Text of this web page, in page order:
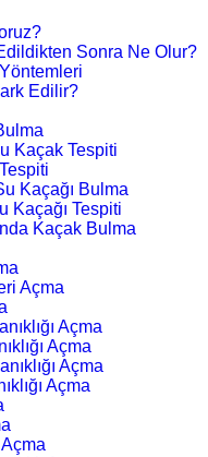
Sonra Ne Olur?
Edilir?
Kaçak Tespiti
Kaçağı Bulma
Kaçağı Tespiti
Kaçak Bulma
Açma
Açma
Açma
Açma
Açma